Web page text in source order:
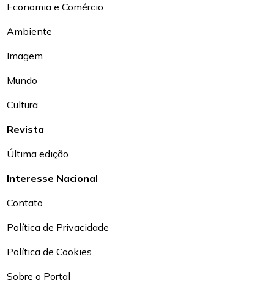
Economia e Comércio
Ambiente
Imagem
Mundo
Cultura
Revista
Última edição
Interesse Nacional
Contato
Política de Privacidade
Política de Cookies
Sobre o Portal